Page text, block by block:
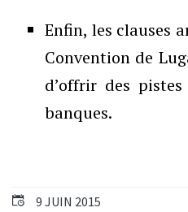
9 JUIN 2015
Enfin, les clauses
Convention de
d’offrir des
banques.